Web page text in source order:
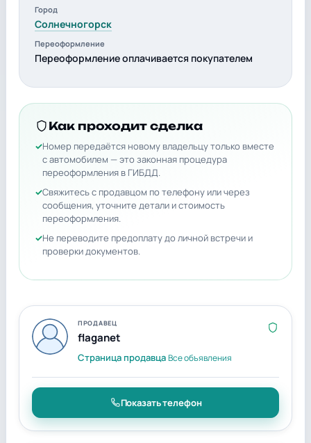
Город
Солнечногорск
Переоформление
Переоформление оплачивается покупателем
Как проходит сделка
Номер передаётся новому владельцу только вместе
с автомобилем — это законная процедура
переоформления в ГИБДД.
Свяжитесь с продавцом по телефону или через
сообщения, уточните детали и стоимость
переоформления.
Не переводите предоплату до личной встречи и
проверки документов.
ПРОДАВЕЦ
flaganet
Страница продавцаВсе объявления
Показать телефон